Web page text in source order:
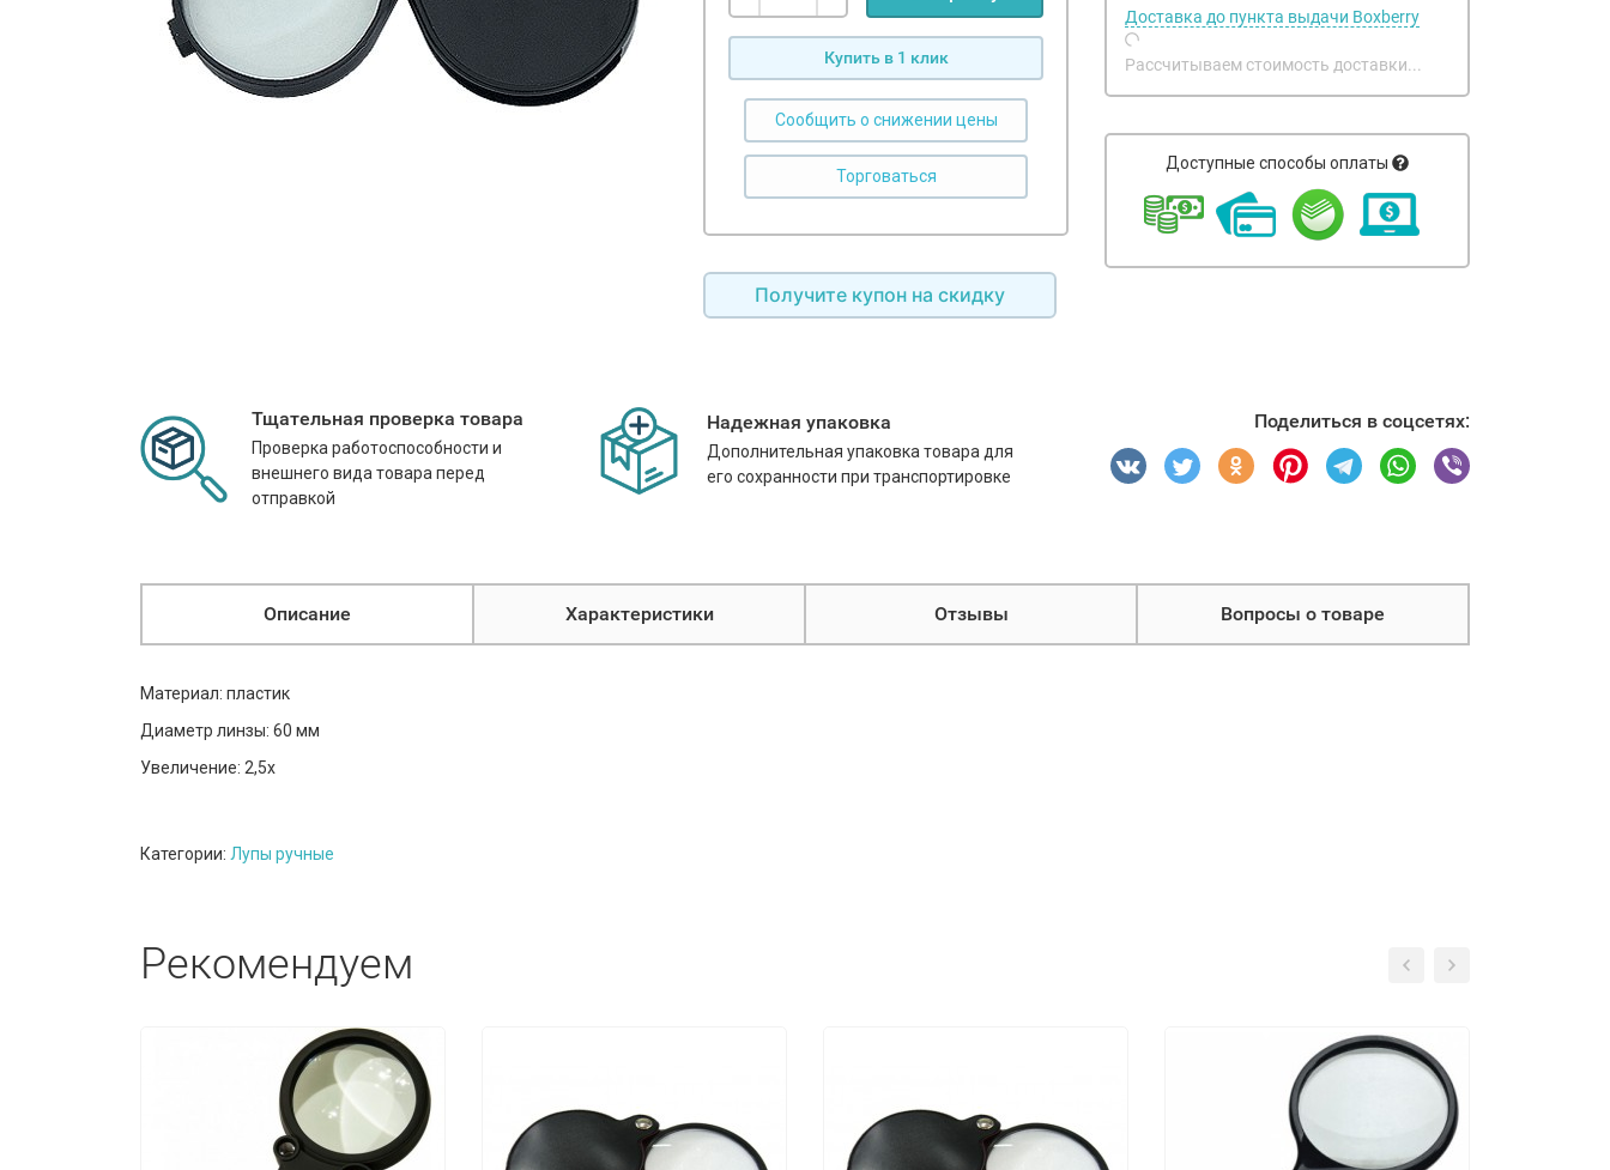
Купить в 1 клик
Сообщить о снижении цены
Получите купон на скидку
Доставка до пункта выдачи Boxberry
Рассчитываем стоимость доставки...
Доступные способы оплаты
Тщательная проверка товара
Проверка работоспособности и
внешнего вида товара перед
отправкой
Надежная упаковка
Дополнительная упаковка товара для
его сохранности при транспортировке
Поделиться в соцсетях:
Описание Характеристики Отзывы Вопросы о товаре
Материал: пластик
Диаметр линзы: 60 мм
Увеличение: 2,5х
Категории: Лупы ручные
Рекомендуем